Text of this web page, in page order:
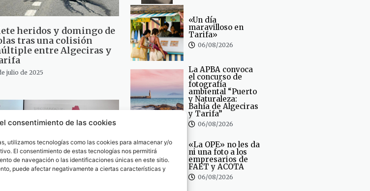
consentimiento de las cookies
utilizamos tecnologías como las cookies para almacenar y/o
El consentimiento de estas tecnologías nos permitirá
de navegación o las identificaciones únicas en este sitio.
puede afectar negativamente a ciertas características y
heridos y domingo de
tras una colisión
entre Algeciras y
julio de 2025
«Un día
maravilloso en
Tarifa»
06/08/2026
La APBA convoca
el concurso de
fotografía
ambiental “Puerto
y Naturaleza:
Bahía de Algeciras
y Tarifa”
06/08/2026
«La OPE» no les da
ni una foto a los
empresarios de
FAET y ACOTA
06/08/2026